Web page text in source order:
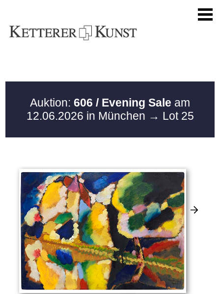
Auktion: 606 / Evening Sale am
12.06.2026 in München → Lot 25